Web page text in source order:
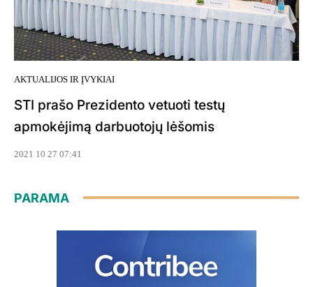
AKTUALIJOS IR ĮVYKIAI
STI prašo Prezidento vetuoti testų
apmokėjimą darbuotojų lėšomis
2021 10 27 07:41
PARAMA